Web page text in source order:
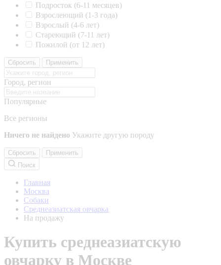
Подросток (6-11 месяцев)
Взрослеющий (1-3 года)
Взрослый (4-6 лет)
Стареющий (7-11 лет)
Пожилой (от 12 лет)
Сбросить Применить
Город, регион
Популярные
Все регионы
Ничего не найдено Укажите другую породу
Сбросить
Применить
Поиск
Главная
Москва
Собаки
Среднеазиатская овчарка
На продажу
Купить среднеазиатскую
овчарку в Москве